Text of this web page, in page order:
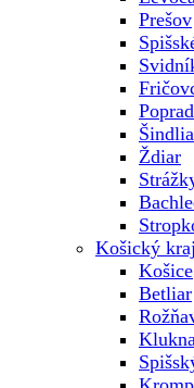
Prešov
Poprad
Ždiar
Košický kraj
Košice
Betliar